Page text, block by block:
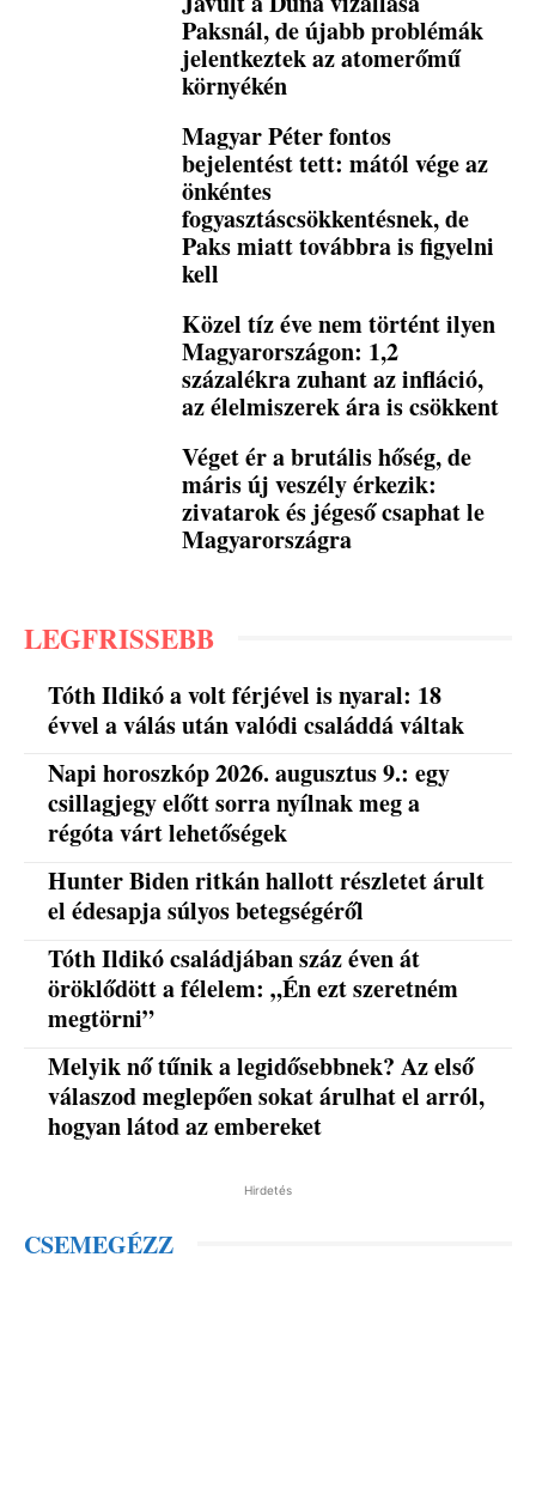
Paksnál, de újabb problémák
jelentkeztek az atomerőmű
környékén
Magyar Péter fontos
bejelentést tett: mától vége az
önkéntes
fogyasztáscsökkentésnek, de
Paks miatt továbbra is figyelni
kell
Közel tíz éve nem történt ilyen
Magyarországon: 1,2
százalékra zuhant az infláció,
az élelmiszerek ára is csökkent
Véget ér a brutális hőség, de
máris új veszély érkezik:
zivatarok és jégeső csaphat le
Magyarországra
LEGFRISSEBB
Tóth Ildikó a volt férjével is nyaral: 18
évvel a válás után valódi családdá váltak
Napi horoszkóp 2026. augusztus 9.: egy
csillagjegy előtt sorra nyílnak meg a
régóta várt lehetőségek
Hunter Biden ritkán hallott részletet árult
el édesapja súlyos betegségéről
Tóth Ildikó családjában száz éven át
öröklődött a félelem: „Én ezt szeretném
megtörni”
Melyik nő tűnik a legidősebbnek? Az első
válaszod meglepően sokat árulhat el arról,
hogyan látod az embereket
Hirdetés
CSEMEGÉZZ